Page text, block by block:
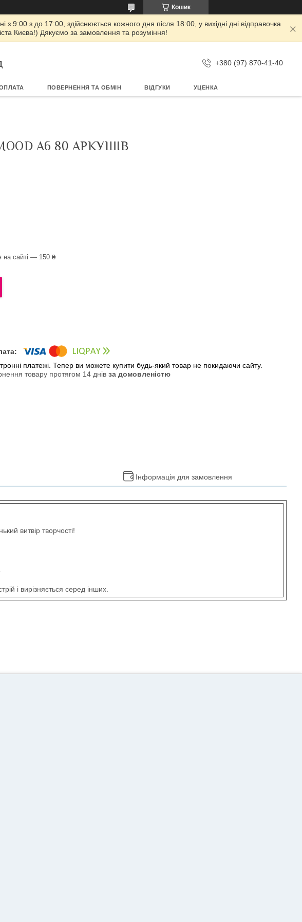
Кошик
9:00 з до 17:00, здійснюється кожного дня після 18:00, у вихідні дні відправочка
Києва!) Дякуємо за замовлення та розуміння!
+380 (97) 870-41-40
ПОВЕРНЕННЯ ТА ОБМІН ВІДГУКИ УЦЕНКА
А6 80 АРКУШІВ
на сайті — 150 ₴
платежі. Тепер ви можете купити будь-який товар не покидаючи сайту.
товару протягом 14 днів за домовленістю
Інформація для замовлення
витвір творчості!
і вирізняється серед інших.